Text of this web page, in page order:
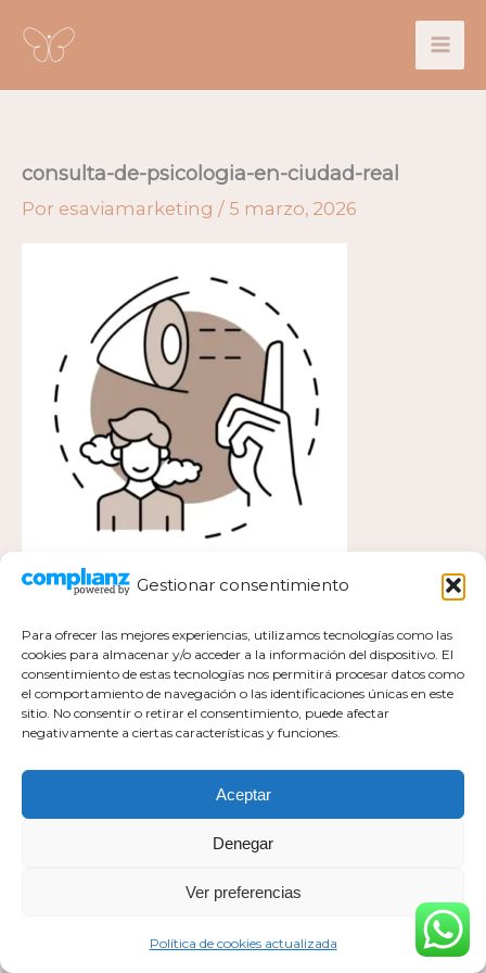
Gestionar consentimiento
Para ofrecer las mejores experiencias, utilizamos tecnologías como las
cookies para almacenar y/o acceder a la información del dispositivo. El
consentimiento de estas tecnologías nos permitirá procesar datos como
el comportamiento de navegación o las identificaciones únicas en este
sitio. No consentir o retirar el consentimiento, puede afectar
negativamente a ciertas características y funciones.
Aceptar
Denegar
Ver preferencias
Política de cookies actualizada
consulta-de-psicologia-en-ciudad-real
Por esaviamarketing / 5 marzo, 2026
Política de privacidad
Política de cookies actualizada
Todos los derechos pertenecen a Mar Milla Sánchez © 2026
https://esaviamarketing.com